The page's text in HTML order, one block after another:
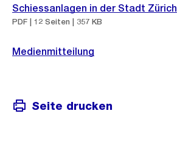
Schiessanlagen in der Stadt Zürich
PDF | 12 Seiten | 357 KB
Medienmitteilung
Seite drucken